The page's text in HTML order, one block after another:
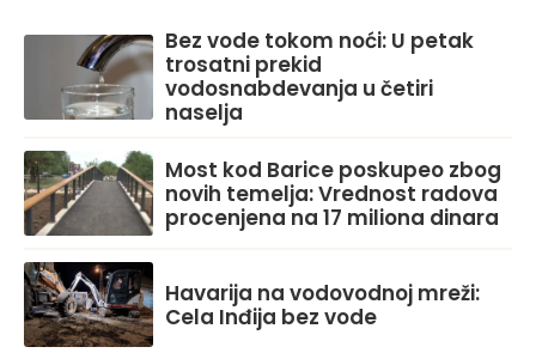
Bez vode tokom noći: U petak
trosatni prekid
vodosnabdevanja u četiri
naselja
Most kod Barice poskupeo zbog
novih temelja: Vrednost radova
procenjena na 17 miliona dinara
Havarija na vodovodnoj mreži:
Cela Inđija bez vode